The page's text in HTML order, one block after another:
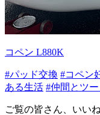
コペン L880K
#パッド交換 #コペン
ある生活 #仲間とツ
ご覧の皆さん、いい